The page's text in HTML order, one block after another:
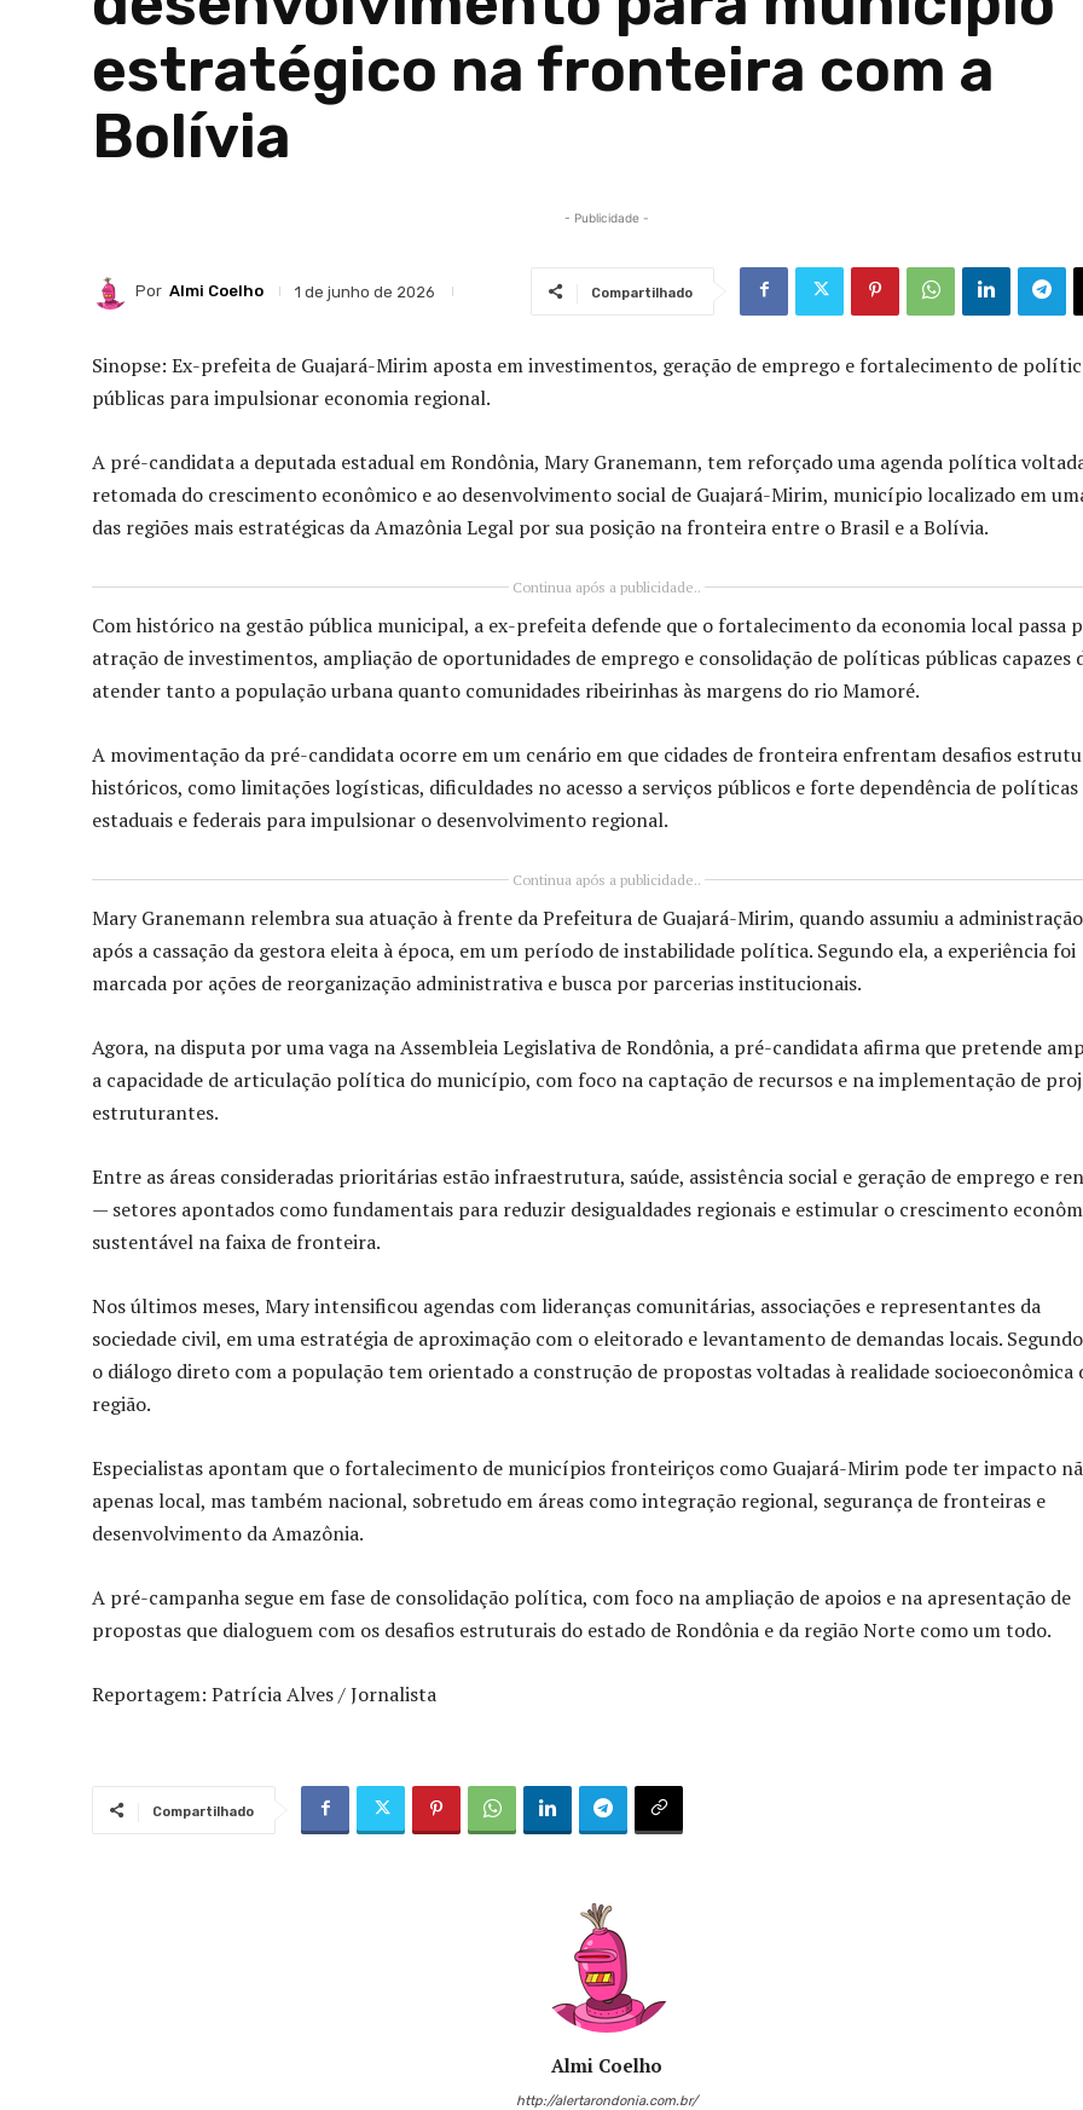
estratégico na fronteira com a
Bolívia
- Publicidade -
Por Almi Coelho 1 de junho de 2026 Compartilhado
Sinopse: Ex-prefeita de Guajará-Mirim aposta em investimentos, geração de emprego e fortalecimento de
públicas para impulsionar economia regional.
A pré-candidata a deputada estadual em Rondônia, Mary Granemann, tem reforçado uma agenda política
retomada do crescimento econômico e ao desenvolvimento social de Guajará-Mirim, município localizado em
das regiões mais estratégicas da Amazônia Legal por sua posição na fronteira entre o Brasil e a Bolívia.
Continua após a publicidade..
Com histórico na gestão pública municipal, a ex-prefeita defende que o fortalecimento da economia local passa
atração de investimentos, ampliação de oportunidades de emprego e consolidação de políticas públicas capazes
atender tanto a população urbana quanto comunidades ribeirinhas às margens do rio Mamoré.
A movimentação da pré-candidata ocorre em um cenário em que cidades de fronteira enfrentam desafios
históricos, como limitações logísticas, dificuldades no acesso a serviços públicos e forte dependência de políticas
estaduais e federais para impulsionar o desenvolvimento regional.
Continua após a publicidade..
Mary Granemann relembra sua atuação à frente da Prefeitura de Guajará-Mirim, quando assumiu a administração
após a cassação da gestora eleita à época, em um período de instabilidade política. Segundo ela, a experiência foi
marcada por ações de reorganização administrativa e busca por parcerias institucionais.
Agora, na disputa por uma vaga na Assembleia Legislativa de Rondônia, a pré-candidata afirma que pretende
a capacidade de articulação política do município, com foco na captação de recursos e na implementação de
estruturantes.
Entre as áreas consideradas prioritárias estão infraestrutura, saúde, assistência social e geração de emprego e
— setores apontados como fundamentais para reduzir desigualdades regionais e estimular o crescimento
sustentável na faixa de fronteira.
Nos últimos meses, Mary intensificou agendas com lideranças comunitárias, associações e representantes da
sociedade civil, em uma estratégia de aproximação com o eleitorado e levantamento de demandas locais.
o diálogo direto com a população tem orientado a construção de propostas voltadas à realidade socioeconômica
região.
Especialistas apontam que o fortalecimento de municípios fronteiriços como Guajará-Mirim pode ter impacto
apenas local, mas também nacional, sobretudo em áreas como integração regional, segurança de fronteiras e
desenvolvimento da Amazônia.
A pré-campanha segue em fase de consolidação política, com foco na ampliação de apoios e na apresentação de
propostas que dialoguem com os desafios estruturais do estado de Rondônia e da região Norte como um todo.
Reportagem: Patrícia Alves / Jornalista
Compartilhado
Almi Coelho
http://alertarondonia.com.br/